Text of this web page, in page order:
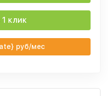
1 клик
руб/мес